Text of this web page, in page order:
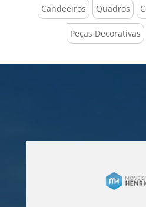
Candeeiros Quadros
Peças Decorativas